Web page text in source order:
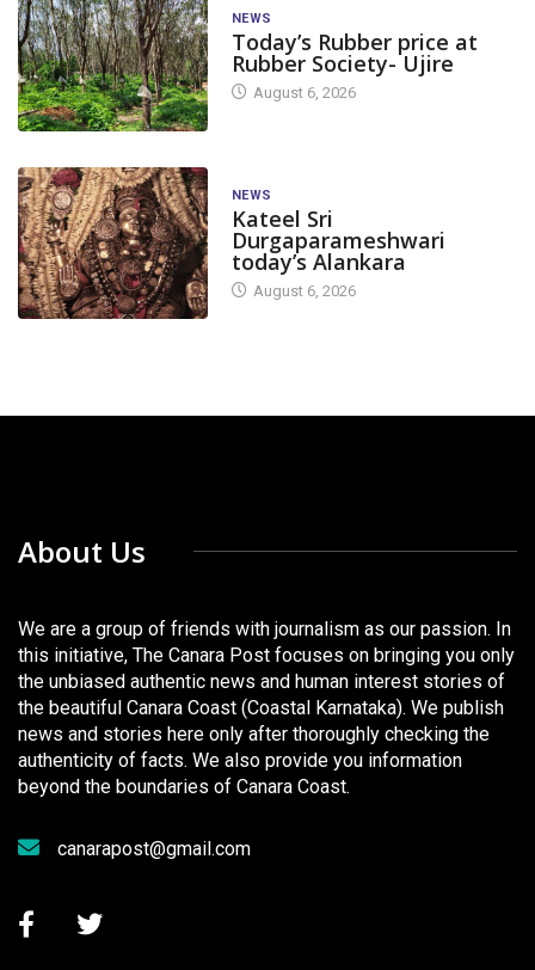
NEWS
Today’s Rubber price at
Rubber Society- Ujire
August 6, 2026
NEWS
Kateel Sri
Durgaparameshwari
today’s Alankara
August 6, 2026
About Us
We are a group of friends with journalism as our passion. In
this initiative, The Canara Post focuses on bringing you only
the unbiased authentic news and human interest stories of
the beautiful Canara Coast (Coastal Karnataka). We publish
news and stories here only after thoroughly checking the
authenticity of facts. We also provide you information
beyond the boundaries of Canara Coast.
canarapost@gmail.com